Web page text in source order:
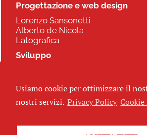
Progettazione e web design
Lorenzo Sansonetti
Alberto de Nicola
Latografica
Sviluppo
Seguici
Usiamo cookie per ottimizzare il
nostri servizi. Privacy Policy